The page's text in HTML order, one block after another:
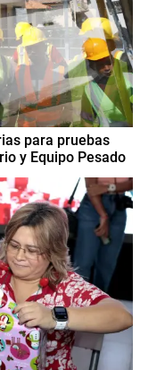
para pruebas
y Equipo Pesado